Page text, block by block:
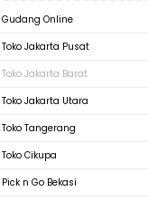
Gudang Online
Toko Jakarta Pusat
Toko Jakarta Barat
Toko Jakarta Utara
Toko Tangerang
Toko Cikupa
Pick n Go Bekasi